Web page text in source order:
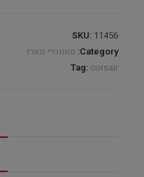
SKU: 11456
Category: מאווררי מארז
Tag: corsair